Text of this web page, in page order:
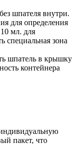
шпателя внутри.
для определения
мл. для
специальная зона
шпатель в крышку
контейнера
пакет, что